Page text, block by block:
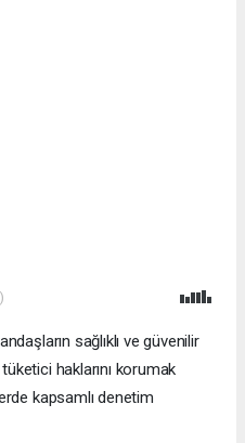
sağlıklı ve güvenilir
haklarını korumak
kapsamlı denetim